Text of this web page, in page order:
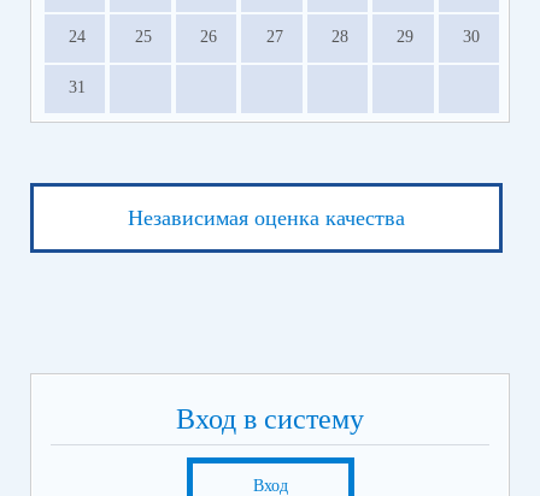
24 25 26 27 28 29 30
31
Независимая оценка качества
Вход в систему
Вход